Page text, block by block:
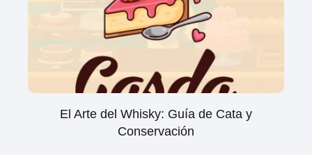
El Arte del Whisky: Guía de Cata y
Conservación